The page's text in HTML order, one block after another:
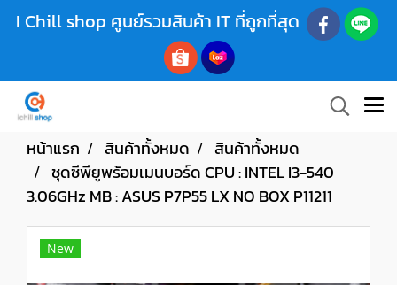
I Chill shop ศูนย์รวมสินค้า IT ที่ถูกที่สุด
หน้าแรก สินค้าทั้งหมด
สินค้าทั้งหมด
ชุดซีพียูพร้อมเมนบอร์ด CPU : INTEL I3-540
3.06GHz MB : ASUS P7P55 LX NO BOX P11211
New